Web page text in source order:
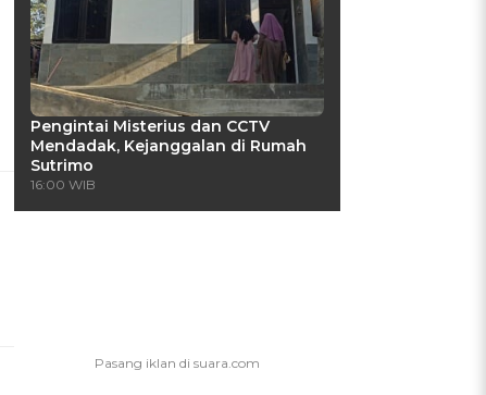
Pengintai Misterius dan CCTV
Mendadak, Kejanggalan di Rumah
Sutrimo
16:00 WIB